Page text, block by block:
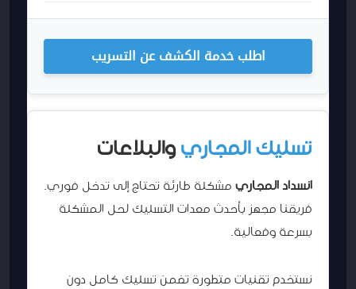
اطلب خدمة الكشف عن التسريب
تسليك المجاريوالبلاعات
انسداد المجاريمشكلة طارئة تحتاج إلى تدخل فوري.
فريقنا مجهز بأحدث معدات التسليك لحل المشكلة
بسرعة وفعالية.
نستخدم تقنيات متطورة تضمن تسليك كامل دون